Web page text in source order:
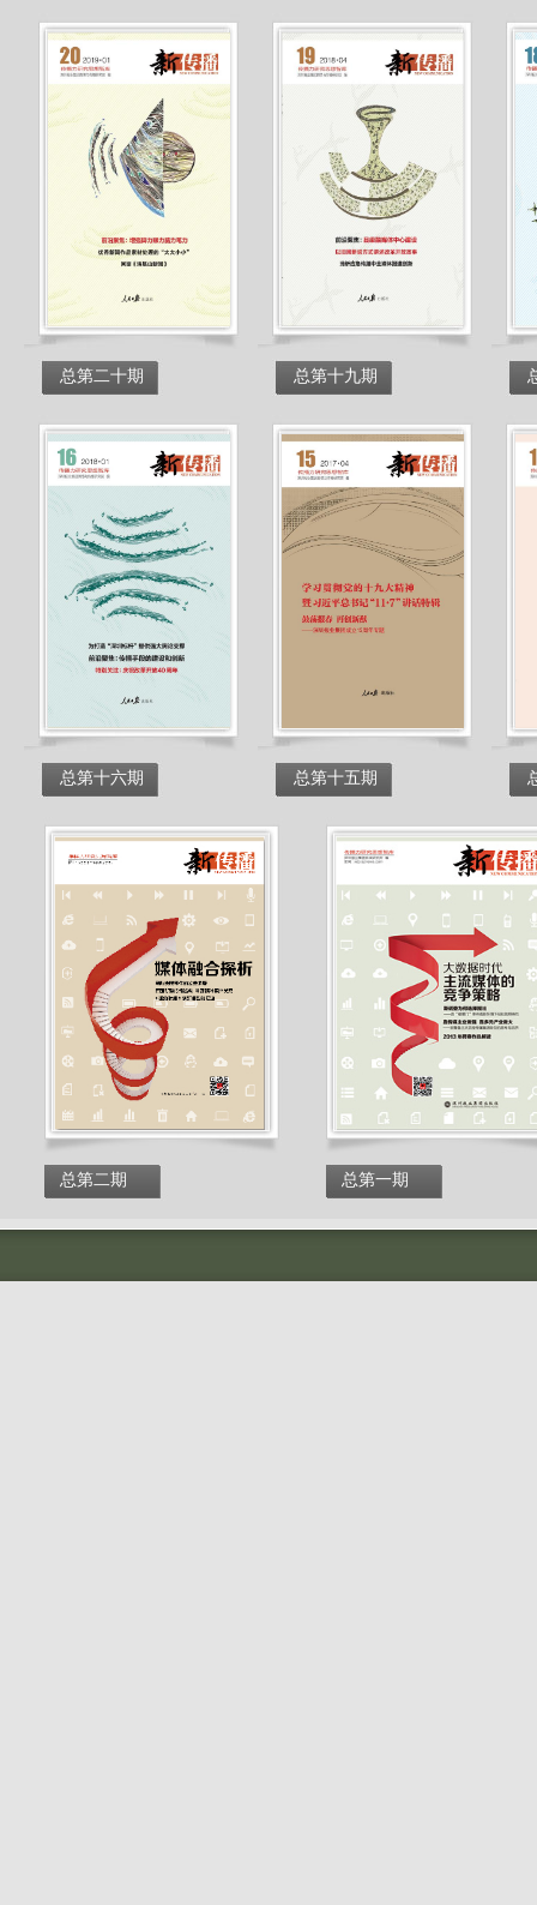
总第二十期 总第十九期
总第十六期 总第十五期
总第二期 总第一期